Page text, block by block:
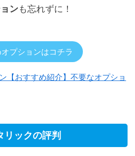
ンも忘れずに！
プションはコチラ
【おすすめ紹介】不要なオプショ
リックの評判